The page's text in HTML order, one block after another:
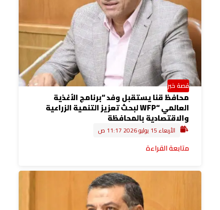
قصة خبر
محافظ قنا يستقبل وفد “برنامج الأغذية
العالمي “WFP لبحث تعزيز التنمية الزراعية
والاقتصادية بالمحافظة
الأربعاء 15 يوليو 2026 11:17 ص
متابعة القراءة